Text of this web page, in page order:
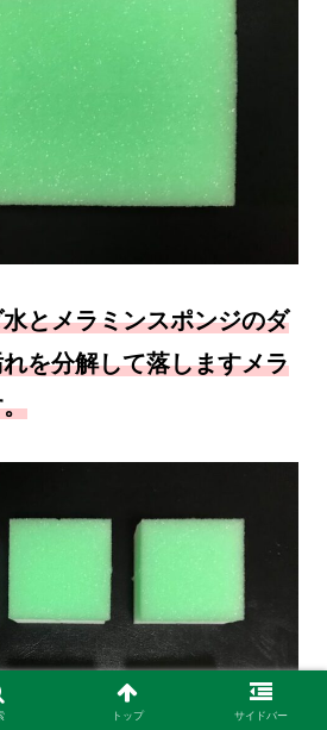
とメラミンスポンジのダ
を分解して落しますメラ
トップ サイドバー